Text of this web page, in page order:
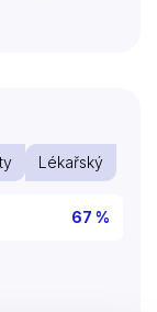
se
Lékařský
67 %